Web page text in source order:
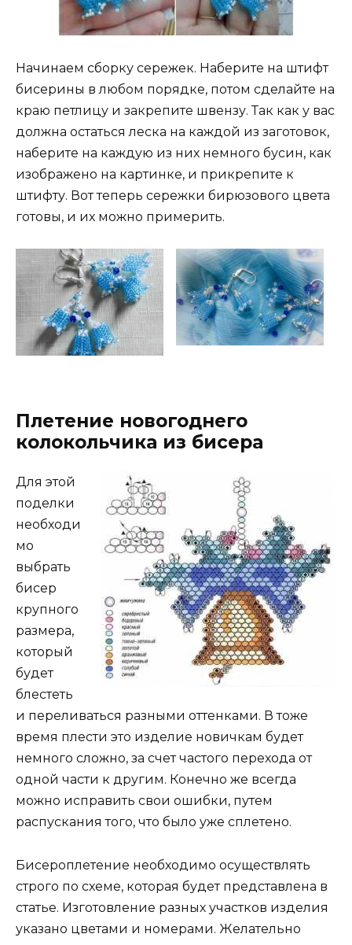
Начинаем сборку сережек. Наберите на штифт
бисерины в любом порядке, потом сделайте на
краю петлицу и закрепите швензу. Так как у вас
должна остаться леска на каждой из заготовок,
наберите на каждую из них немного бусин, как
изображено на картинке, и прикрепите к
штифту. Вот теперь сережки бирюзового цвета
готовы, и их можно примерить.
Плетение новогоднего
колокольчика из бисера
Для этой
поделки
необходи
мо
выбрать
бисер
крупного
размера,
который
будет
блестеть
и переливаться разными оттенками. В тоже
время плести это изделие новичкам будет
немного сложно, за счет частого перехода от
одной части к другим. Конечно же всегда
можно исправить свои ошибки, путем
распускания того, что было уже сплетено.
Бисероплетение необходимо осуществлять
строго по схеме, которая будет представлена в
статье. Изготовление разных участков изделия
указано цветами и номерами. Желательно